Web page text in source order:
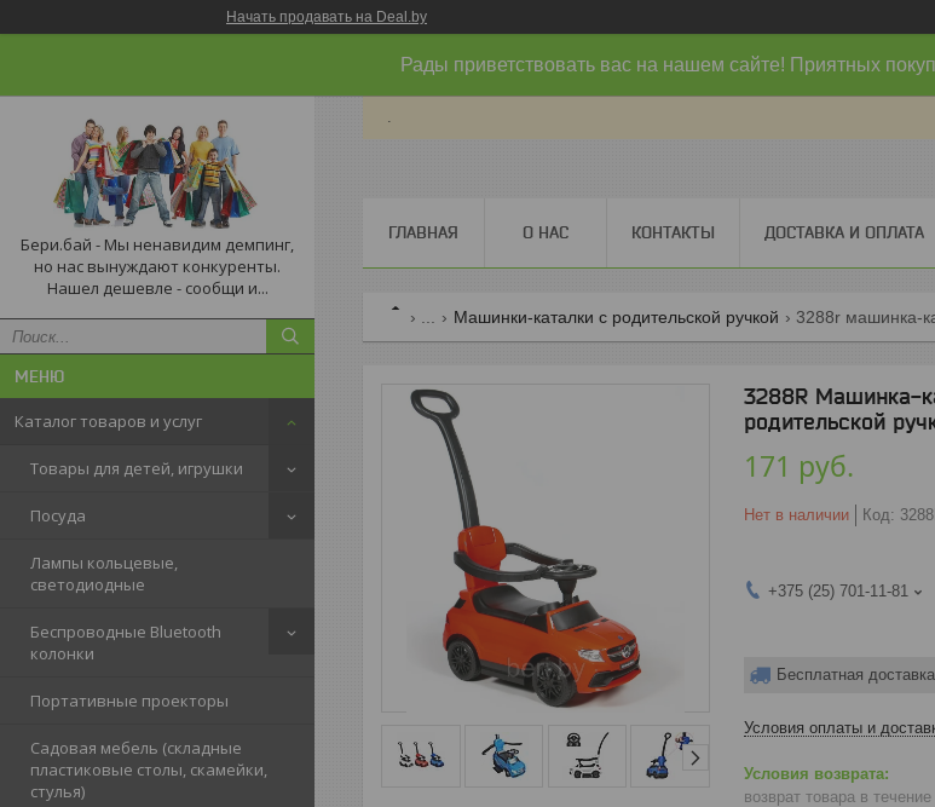
Начать продавать на Deal.by
Рады приветствовать вас на нашем сайте! Приятных
Бери.бай - Мы ненавидим демпинг,
но нас вынуждают конкуренты.
Нашел дешевле - сообщи и...
Каталог товаров и услуг
Товары для детей, игрушки
Посуда
Лампы кольцевые,
светодиодные
Беспроводные Bluetooth
колонки
Портативные проекторы
Садовая мебель (складные
пластиковые столы, скамейки,
стулья)
.
ГЛАВНАЯ О НАС КОНТАКТЫ ДОСТАВКА И ОПЛАТА
Машинки-каталки с родительской ручкой 3288r машинка-
3288R Машинка-
родительской
171 руб.
Нет в наличии Код:
+375 (25) 701-11-81
Бесплатная доставка
Условия оплаты и
возврат товара в